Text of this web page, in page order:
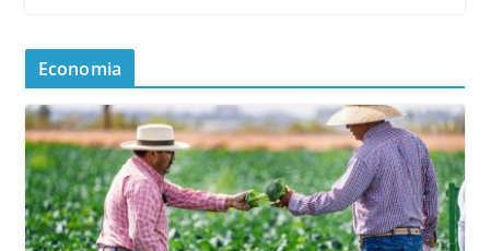
Economia